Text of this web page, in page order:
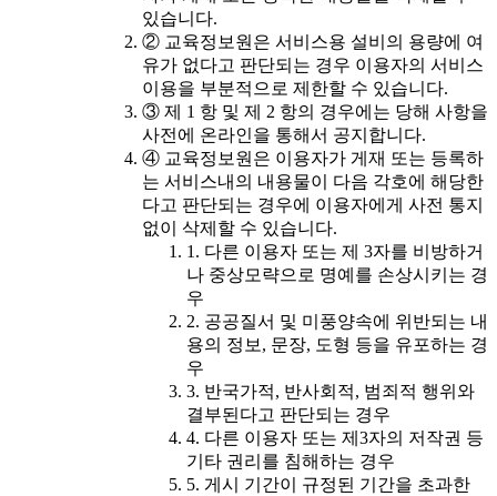
있습니다.
② 교육정보원은 서비스용 설비의 용량에 여
유가 없다고 판단되는 경우 이용자의 서비스
이용을 부분적으로 제한할 수 있습니다.
③ 제 1 항 및 제 2 항의 경우에는 당해 사항을
사전에 온라인을 통해서 공지합니다.
④ 교육정보원은 이용자가 게재 또는 등록하
는 서비스내의 내용물이 다음 각호에 해당한
다고 판단되는 경우에 이용자에게 사전 통지
없이 삭제할 수 있습니다.
1. 다른 이용자 또는 제 3자를 비방하거
나 중상모략으로 명예를 손상시키는 경
우
2. 공공질서 및 미풍양속에 위반되는 내
용의 정보, 문장, 도형 등을 유포하는 경
우
3. 반국가적, 반사회적, 범죄적 행위와
결부된다고 판단되는 경우
4. 다른 이용자 또는 제3자의 저작권 등
기타 권리를 침해하는 경우
5. 게시 기간이 규정된 기간을 초과한